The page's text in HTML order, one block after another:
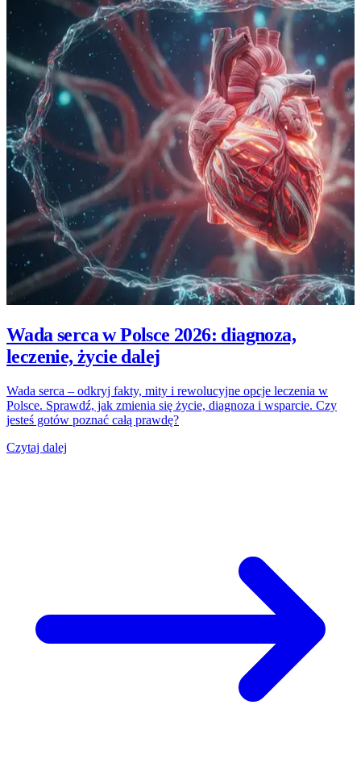
Wada serca w Polsce 2026: diagnoza,
leczenie, życie dalej
Wada serca – odkryj fakty, mity i rewolucyjne opcje leczenia w
Polsce. Sprawdź, jak zmienia się życie, diagnoza i wsparcie. Czy
jesteś gotów poznać całą prawdę?
Czytaj dalej